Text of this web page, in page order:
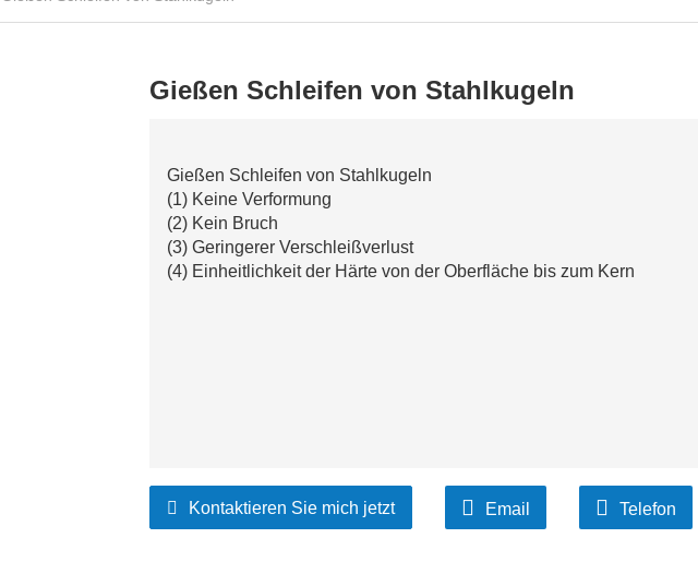
Gießen Schleifen von Stahlkugeln
Gießen Schleifen von Stahlkugeln
(1) Keine Verformung
(2) Kein Bruch
(3) Geringerer Verschleißverlust
(4) Einheitlichkeit der Härte von der Oberfläche bis zum Kern
Kontaktieren Sie mich jetzt Email Telefon